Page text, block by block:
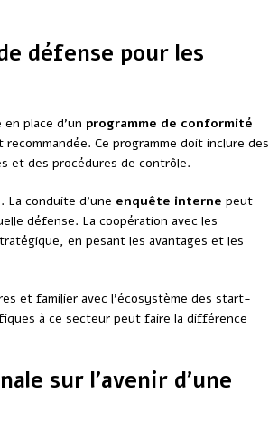
défense pour les
place d’un programme de conformité
Ce programme doit inclure des
et des procédures de contrôle.
La conduite d’une enquête interne peut
défense. La coopération avec les
en pesant les avantages et les
et familier avec l’écosystème des start-
à ce secteur peut faire la différence
sur l’avenir d’une